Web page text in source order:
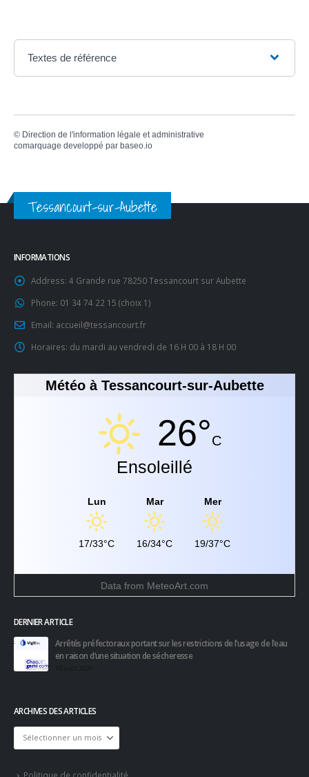
Textes de référence
© Direction de l'information légale et administrative
comarquage developpé par baseo.io
Tessancourt-sur-Aubette
INFORMATIONS
Address: 4 Grande rue 78250 Tessancourt sur Aubette
Phone: 01 34 74 22 15 (choix 1)
Email: accueil@tessancourt.fr
Horaires: du mardi au vendredi de 16 H 00 à 18 H 00
Météo à Tessancourt-sur-Aubette
26°C
Ensoleillé
Lun
17/33°C
Mar
16/34°C
Mer
19/37°C
Data from MeteoArt.com
DERNIER ARTICLE
Arrêtés préfectoraux portant sur les restrictions de l’usage de l’eau
en raison d’une situation de sécheresse
ARCHIVES DES ARTICLES
Archives
des